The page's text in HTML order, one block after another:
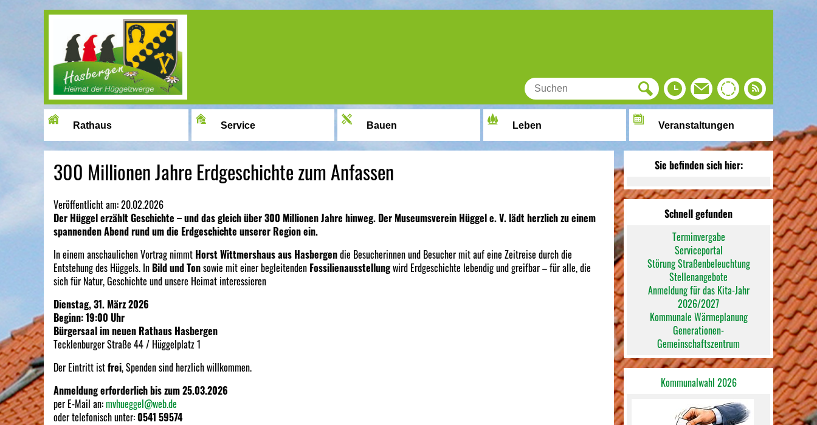
Rathaus Service Bauen Leben Veranstaltungen
300 Millionen Jahre Erdgeschichte zum Anfassen
Veröffentlicht am:20.02.2026
Der Hüggel erzählt Geschichte – und das gleich über 300 Millionen Jahre hinweg. Der Museumsverein Hüggel e. V. lädt herzlich zu einem
spannenden Abend rund um die Erdgeschichte unserer Region ein.
In einem anschaulichen Vortrag nimmt Horst Wittmershaus aus Hasbergendie Besucherinnen und Besucher mit auf eine Zeitreise durch die
Entstehung des Hüggels. In Bild und Tonsowie mit einer begleitenden Fossilienausstellungwird Erdgeschichte lebendig und greifbar – für alle, die
sich für Natur, Geschichte und unsere Heimat interessieren
Dienstag, 31. März 2026
Beginn: 19:00 Uhr
Bürgersaal im neuen Rathaus Hasbergen
Tecklenburger Straße 44 / Hüggelplatz 1
Der Eintritt istfrei, Spenden sind herzlich willkommen.
Anmeldung erforderlich bis zum 25.03.2026
per E-Mail an:mvhueggel@web.de
oder telefonisch unter:0541 59574
Sie befinden sich hier:
Schnell gefunden
Terminvergabe
Serviceportal
Störung Straßenbeleuchtung
Stellenangebote
Anmeldung für das Kita-Jahr
2026/2027
Kommunale Wärmeplanung
Generationen-
Gemeinschaftszentrum
Kommunalwahl 2026